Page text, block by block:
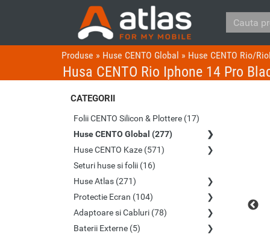
Produse » Huse CENTO Global » Huse CENTO Rio/
Husa CENTO Rio Iphone 14 Pro
CATEGORII
Folii CENTO Silicon & Plottere (17)
Huse CENTO Global (277)
Huse CENTO Kaze (571)
Seturi huse si folii (16)
Huse Atlas (271)
Protectie Ecran (104)
Adaptoare si Cabluri (78)
Baterii Externe (5)